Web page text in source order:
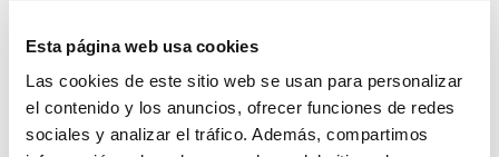
Esta página web usa cookies
Las cookies de este sitio web se usan para personalizar
el contenido y los anuncios, ofrecer funciones de redes
sociales y analizar el tráfico. Además, compartimos